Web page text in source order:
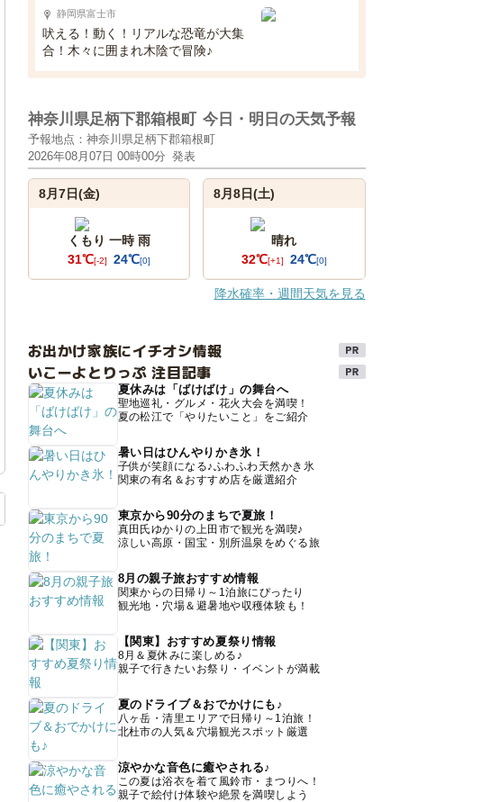
静岡県富士市
吠える！動く！リアルな恐竜が大集
合！木々に囲まれ木陰で冒険♪
神奈川県足柄下郡箱根町 今日・明日の天気予報
予報地点：神奈川県足柄下郡箱根町
2026年08月07日 00時00分 発表
8月7日(金)
くもり 一時 雨
31℃[-2] 24℃[0]
8月8日(土)
晴れ
32℃[+1] 24℃[0]
降水確率・週間天気を見る
お出かけ家族にイチオシ情報
いこーよとりっぷ 注目記事
夏休みは「ばけばけ」の舞台へ
聖地巡礼・グルメ・花火大会を満喫！
夏の松江で「やりたいこと」をご紹介
暑い日はひんやりかき氷！
子供が笑顔になる♪ふわふわ天然かき氷
関東の有名＆おすすめ店を厳選紹介
東京から90分のまちで夏旅！
真田氏ゆかりの上田市で観光を満喫♪
涼しい高原・国宝・別所温泉をめぐる旅
8月の親子旅おすすめ情報
関東からの日帰り～1泊旅にぴったり
観光地・穴場＆避暑地や収穫体験も！
【関東】おすすめ夏祭り情報
8月＆夏休みに楽しめる♪
親子で行きたいお祭り・イベントが満載
夏のドライブ＆おでかけにも♪
八ヶ岳・清里エリアで日帰り～1泊旅！
北杜市の人気＆穴場観光スポット厳選
涼やかな音色に癒やされる♪
この夏は浴衣を着て風鈴市・まつりへ！
親子で絵付け体験や絶景を満喫しよう